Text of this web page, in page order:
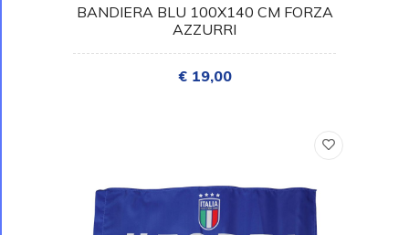
BANDIERA BLU 100X140 CM FORZA
AZZURRI
€ 19,00